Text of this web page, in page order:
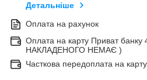
Детальніше
Оплата на рахунок
Оплата на карту Приват
НАКЛАДЕНОГО НЕМАЄ )
Часткова передоплата на